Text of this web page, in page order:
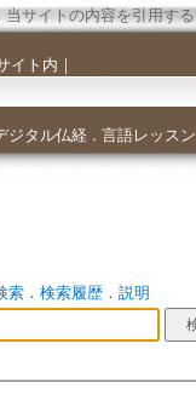
当サイトの内容を引用する
イト内 ｜
ジタル仏経． 言語レッスン
索． 検索履歴． 説明